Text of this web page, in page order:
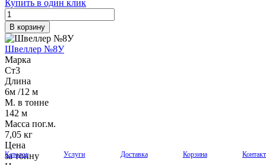
Каталог Услуги Доставка Корзина
Купить в один клик
В корзину
Швеллер №8У
Марка
Ст3
Длина
6м /12 м
М. в тонне
142 м
Масса пог.м.
7,05 кг
Цена
за тонну